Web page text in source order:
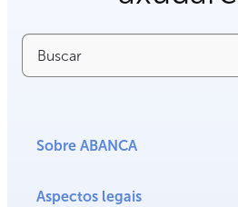
Buscar
Sobre ABANCA
Aspectos legais